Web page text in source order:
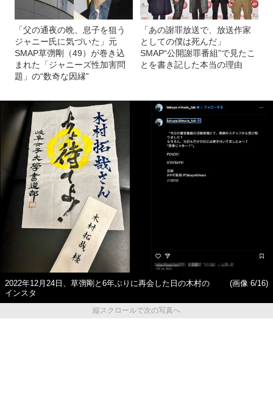
「父の通夜の晩、息子を狙う
ジャニー氏に気づいた」元
SMAP草彅剛（49）が巻き込
まれた「ジャニーズ性加害問
題」の“数奇な因縁”
「あの謝罪放送で、放送作家
としての僕は死んだ」
SMAP“公開謝罪番組”で見たこ
とを書き記した本当の理由
2022年12月24日、草彅剛と6年ぶりに再会した日の木村の
インスタ
(画像 6/16)
縦スクロールで次の写真へ